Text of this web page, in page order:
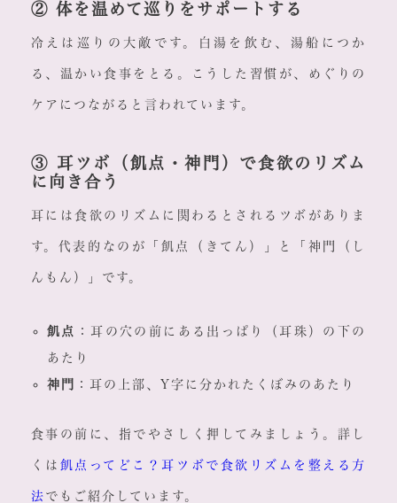
② 体を温めて巡りをサポートする
冷えは巡りの大敵です。白湯を飲む、湯船につか
る、温かい食事をとる。こうした習慣が、めぐりの
ケアにつながると言われています。
③ 耳ツボ（飢点・神門）で食欲のリズム
に向き合う
耳には食欲のリズムに関わるとされるツボがありま
す。代表的なのが「飢点（きてん）」と「神門（し
んもん）」です。
飢点 ：耳の穴の前にある出っぱり（耳珠）の下の
あたり
神門 ：耳の上部、Y字に分かれたくぼみのあたり
食事の前に、指でやさしく押してみましょう。詳し
くは 飢点ってどこ？耳ツボで食欲リズムを整える方
法 でもご紹介しています。